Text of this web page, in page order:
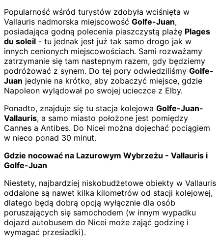
Popularność wśród turystów zdobyła wciśnięta w
Vallauris nadmorska miejscowość Golfe-Juan,
posiadająca godną polecenia piaszczystą plażę Plages
du soleil - tu jednak jest już tak samo drogo jak w
innych cenionych miejscowościach. Sami rozważamy
zatrzymanie się tam nastepnym razem, gdy będziemy
podróżować z synem. Do tej pory odwiedziliśmy Golfe-
Juan jedynie na krótko, aby zobaczyć miejsce, gdzie
Napoleon wylądował po swojej ucieczce z Elby.
Ponadto, znajduje się tu stacja kolejowa Golfe-Juan-
Vallauris, a samo miasto położone jest pomiędzy
Cannes a Antibes. Do Nicei można dojechać pociągiem
w nieco ponad 30 minut.
Gdzie nocować na Lazurowym Wybrzeżu - Vallauris i
Golfe-Juan
Niestety, najbardziej niskobudżetowe obiekty w Vallauris
oddalone są nawet kilka kilometrów od stacji kolejowej,
dlatego będą dobrą opcją wyłącznie dla osób
poruszających się samochodem (w innym wypadku
dojazd autobusem do Nicei może zająć godzinę i
wymagać przesiadki).